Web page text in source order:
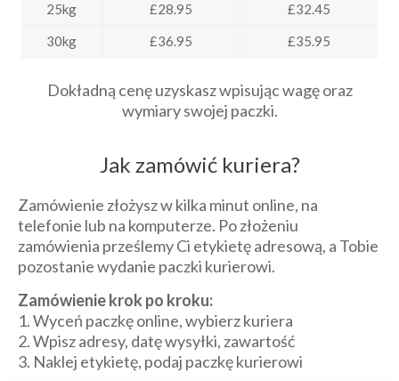
25kg
£28.95
£32.45
30kg
£36.95 £35.95
Dokładną cenę uzyskasz wpisując wagę oraz
wymiary swojej paczki.
Jak zamówić kuriera?
Zamówienie złożysz w kilka minut online, na
telefonie lub na komputerze. Po złożeniu
zamówienia prześlemy Ci etykietę adresową, a Tobie
pozostanie wydanie paczki kurierowi.
Zamówienie krok po kroku:
1. Wyceń paczkę online, wybierz kuriera
2. Wpisz adresy, datę wysyłki, zawartość
3. Naklej etykietę, podaj paczkę kurierowi